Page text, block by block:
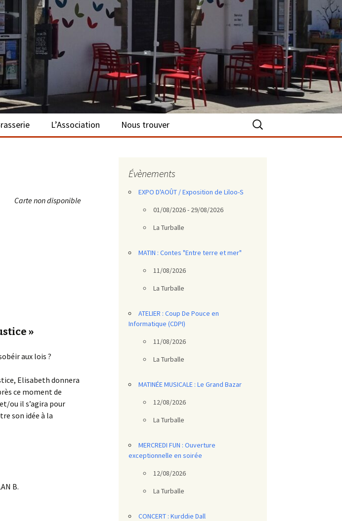
L’Association
Nous trouver Rechercher :
Carte non disponible
»
aux lois ?
Elisabeth donnera
ce moment de
ou il s’agira pour
son idée à la
B.
Évènements
EXPO D'AOÛT / Exposition de Liloo-S
01/08/2026 - 29/08/2026
La Turballe
MATIN : Contes "Entre terre et mer"
11/08/2026
La Turballe
ATELIER : Coup De Pouce en
Informatique (CDPI)
11/08/2026
La Turballe
MATINÉE MUSICALE : Le Grand Bazar
12/08/2026
La Turballe
MERCREDI FUN : Ouverture
exceptionnelle en soirée
12/08/2026
La Turballe
CONCERT : Kurddie Dall